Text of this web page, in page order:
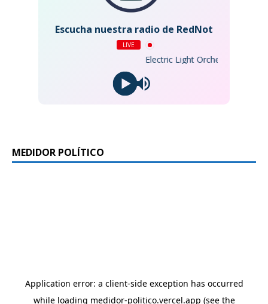
Escucha nuestra radio de RedNot
LIVE
Electric Light Orchestra - Don't
MEDIDOR POLÍTICO